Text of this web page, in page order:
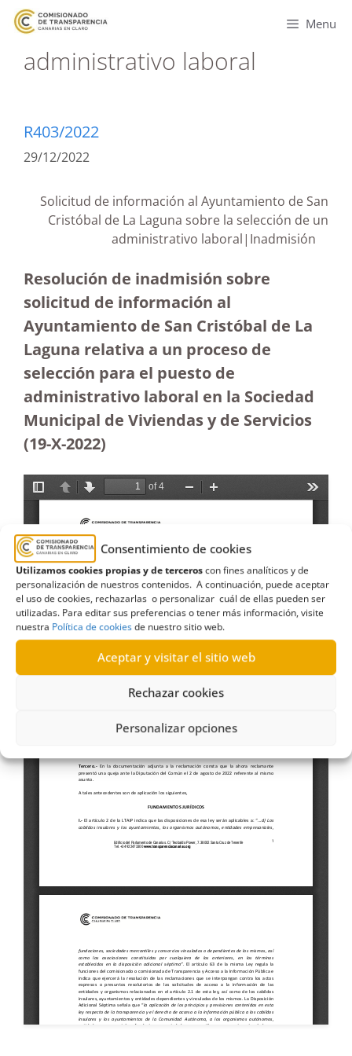
Consentimiento de cookies
Utilizamos cookies propias y de terceroscon fines analíticos y de
personalización de nuestros contenidos. A continuación, puede aceptar
el uso de cookies, rechazarlas o personalizar cuál de ellas pueden ser
utilizadas. Para editar sus preferencias o tener más información, visite
nuestra Política de cookiesde nuestro sitio web.
Aceptar y visitar el sitio web
Rechazar cookies
Personalizar opciones
Menu
administrativo laboral
R403/2022
29/12/2022
Solicitud de información al Ayuntamiento de San
Cristóbal de La Laguna sobre la selección de un
administrativo laboral|Inadmisión
Resolución de inadmisión sobre
solicitud de información al
Ayuntamiento de San Cristóbal de La
Laguna relativa a un proceso de
selección para el puesto de
administrativo laboral en la Sociedad
Municipal de Viviendas y de Servicios
(19-X-2022)